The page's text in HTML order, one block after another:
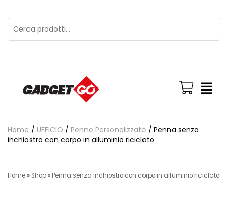
Home / UFFICIO / Penne Personalizzate / Penna senza
inchiostro con corpo in alluminio riciclato
Home » Shop » Penna senza inchiostro con corpo in alluminio riciclato